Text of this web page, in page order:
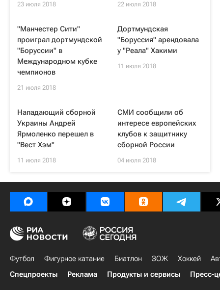
23 июля 2018 22 июля 2018
"Манчестер Сити"
проиграл дортмундской
"Боруссии" в
Международном кубке
чемпионов
21 июля 2018
Дортмундская
"Боруссия" арендовала
у "Реала" Хакими
11 июля 2018
Нападающий сборной
Украины Андрей
Ярмоленко перешел в
"Вест Хэм"
11 июля 2018
СМИ сообщили об
интересе европейских
клубов к защитнику
сборной России
04 июля 2018
Футбол Фигурное катание Биатлон ЗОЖ Хоккей
Спецпроекты
Реклама Продукты и сервисы Пресс-